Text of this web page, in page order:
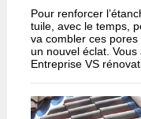
Pour renforcer
tuile, avec le temps,
va combler ces
un nouvel éclat.
Entreprise VS